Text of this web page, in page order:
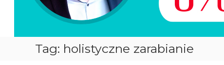
Tag: holistyczne zarabianie